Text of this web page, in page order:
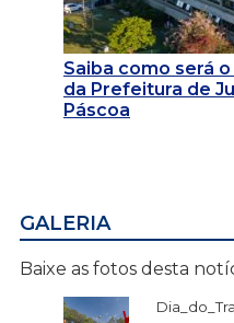
Saiba como será
da Prefeitura de
Páscoa
GALERIA
Baixe as fotos desta